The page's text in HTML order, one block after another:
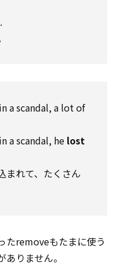
a scandal, a lot of
a scandal, he lost
まれて、たくさん
たremoveもたまに使う
りません。